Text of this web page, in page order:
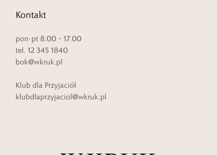
Kontakt
pon-pt 8.00 – 17.00
tel. 12 345 1840
bok@wkruk.pl
Klub dla Przyjaciół
klubdlaprzyjaciol@wkruk.pl